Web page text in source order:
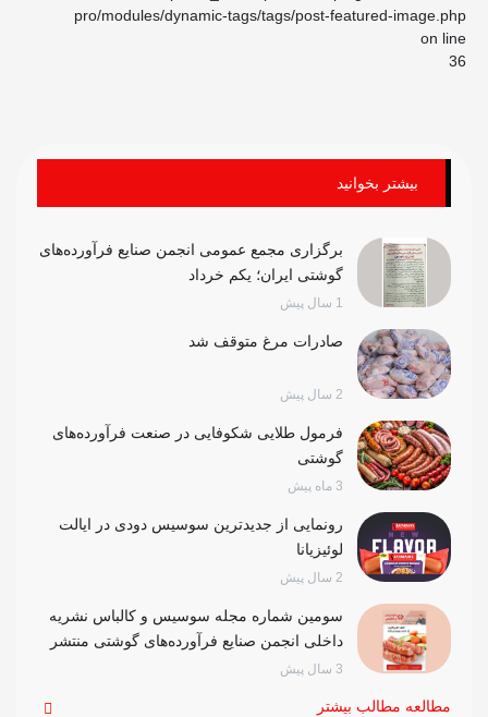
pro/modules/dynamic-tags/tags/post-featured-image.php
on line
36
بیشتر بخوانید
برگزاری مجمع عمومی انجمن صنایع فرآورده‌های
گوشتی ایران؛ یکم خرداد
صادرات مرغ متوقف شد
فرمول طلایی شکوفایی در صنعت فرآورده‌های
گوشتی
رونمایی از جدیدترین سوسیس دودی در ایالت
لوئیزیانا
سومین شماره مجله سوسیس و کالباس نشریه
داخلی انجمن صنایع فرآورده‌های گوشتی منتشر
شد
مطالعه مطالب بیشتر